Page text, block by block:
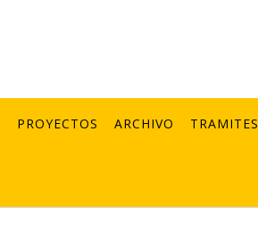
PROYECTOS ARCHIVO TRAMITES